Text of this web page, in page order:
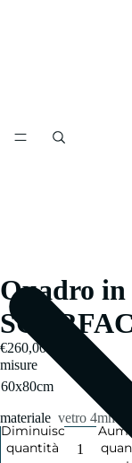
Quadro
€260,00
misure
materiale vetro 4mm
Diminuisci
quantità